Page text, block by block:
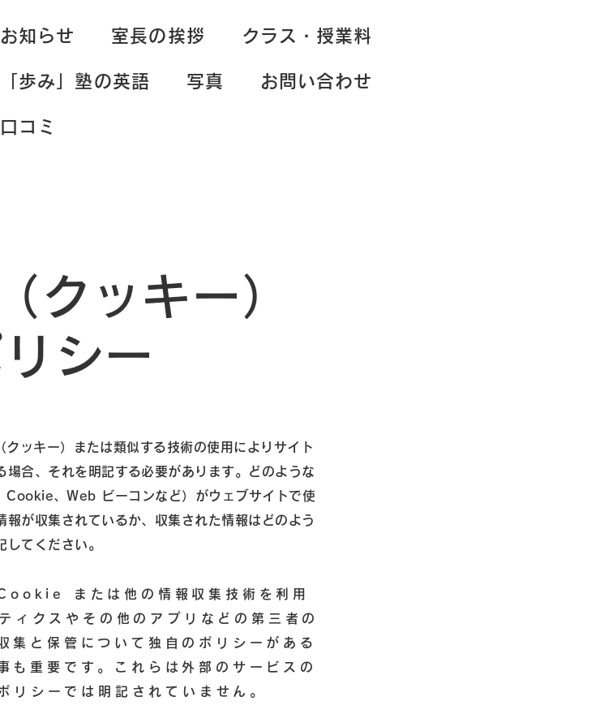
お知らせ 室長の挨拶 クラス・授業料
「歩み」塾の英語 写真 お問い合わせ
口コミ
クッキー）
シー
ッキー）または類似する技術の使用によりサイト
場合、それを明記する必要があります。どのような
、Web ビーコンなど）がウェブサイトで使
報が収集されているか、収集された情報はどのよう
てください。
または他の情報収集技術を利用
クスやその他のアプリなどの第三者の
集と保管について独自のポリシーがある
も重要です。これらは外部のサービスの
シーでは明記されていません。